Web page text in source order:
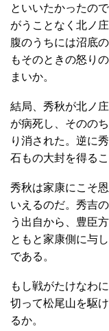
といいたかったの
がうことなく北ノ
腹のうちには沼底
もそのときの怒り
まいか。
結局、秀秋が北ノ
が病死し、そのの
り消された。逆に
石もの大封を得る
秀秋は家康にこそ
いえるのだ。秀吉
う出自から、豊臣
ともと家康側に与
である。
もし戦がたけなわ
切って松尾山を駆
るか。